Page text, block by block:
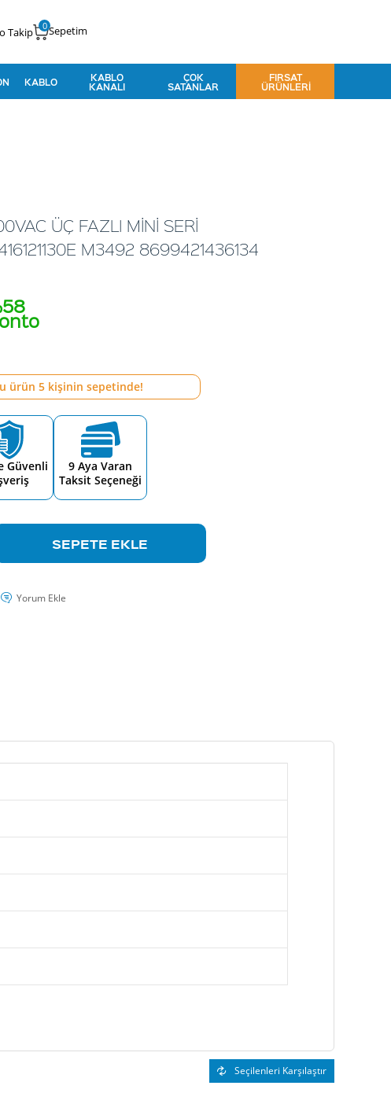
Takip Sepetim
0
KABLO KABLO
KANALI
ÇOK
SATANLAR
FIRSAT
ÜRÜNLERI
ÜÇ FAZLI MİNİ SERİ
M3492 8699421436134
ürün 5kişinin sepetinde!
Güvenli
9 Aya Varan
Taksit Seçeneği
SEPETE EKLE
Yorum Ekle
Seçilenleri Karşılaştır